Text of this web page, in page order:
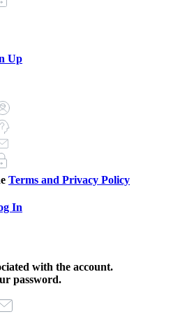
Up
Terms and Privacy Policy
In
with the account.
password.